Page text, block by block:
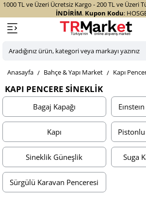
1000 TL ve Üzeri Ücretsiz Kargo - 200 TL ve Üzeri
İNDİRİM. Kupon Kodu:
Aradığınız
kategori
veya
markayı
KAPI PENCERE SINEKLIK
homeBahçe & Yapı Market Kapı
Bagaj Kapağı
Kapı
Sineklik Güneşlik Suga
Sürgülü Karavan Penceresi